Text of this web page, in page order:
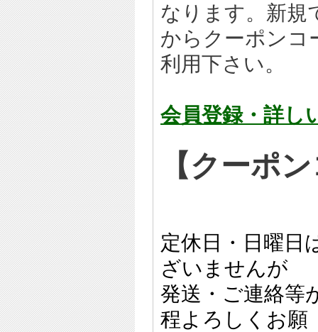
なります。新規
からクーポンコ
利用下さい。
会員登録・詳し
【クー
定休日・日曜日
ざいませんが
発送・ご連絡等
程よろしくお願